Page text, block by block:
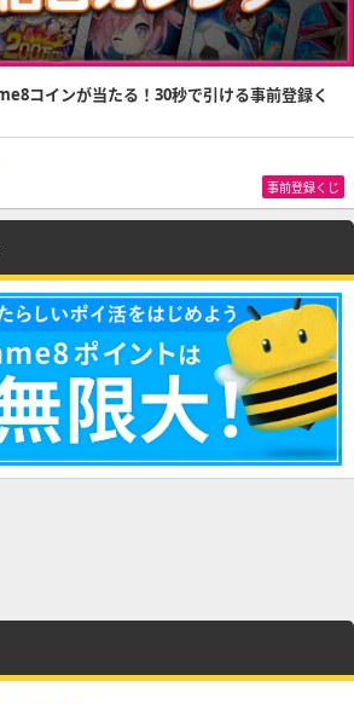
コインが当たる！30秒で引ける事前登録く
事前登録くじ